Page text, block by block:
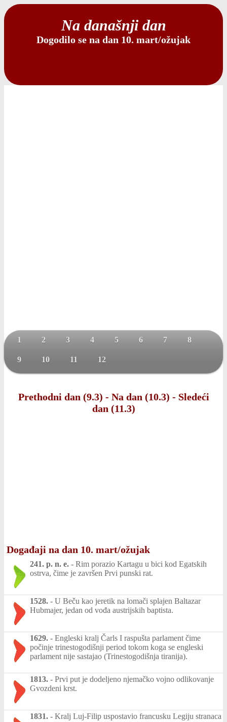
Na današnji dan
Dogodilo se na dan 10. mart/ožujak
1 2 3 4 5 6 7 8
9 10 11 12
Prethodni dan (9.3) - Na dan (10.3) - Sledeći
dan (11.3)
Događaji na dan 10. mart/ožujak
241. p. n. e. - Rim porazio Kartagu u bici kod Egatskih
ostrva, čime je završen Prvi punski rat.
1528. - U Beču kao jeretik na lomači splajen Baltazar
Hubmajer, jedan od vođa austrijskih baptista.
1629. - Engleski kralj Čarls I raspušta parlament čime
počinje trinestogodišnji period tokom koga se engleski
parlament nije sastajao (Trinestogodišnja tiranija).
1813. - Prvi put je dodeljeno njemačko vojno odlikovanje
Gvozdeni krst.
1831. - Kralj Luj-Filip uspostavio francusku Legiju stranaca